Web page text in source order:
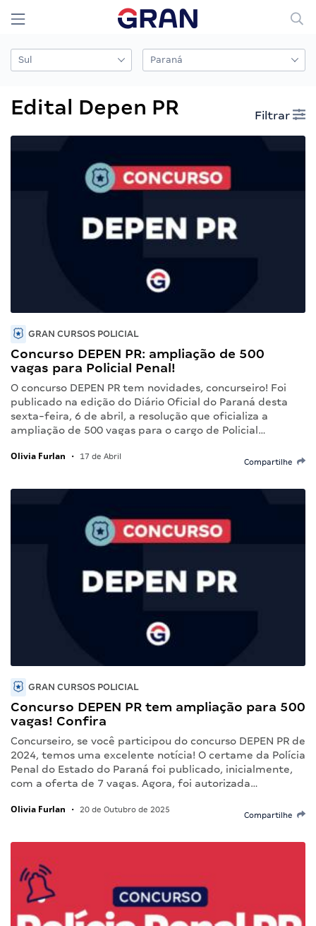
Edital Depen PR Filtrar
GRAN CURSOS POLICIAL
Concurso DEPEN PR: ampliação de 500
vagas para Policial Penal!
O concurso DEPEN PR tem novidades, concurseiro! Foi
publicado na edição do Diário Oficial do Paraná desta
sexta-feira, 6 de abril, a resolução que oficializa a
ampliação de 500 vagas para o cargo de Policial…
Olivia Furlan • 17 de Abril
Compartilhe
GRAN CURSOS POLICIAL
Concurso DEPEN PR tem ampliação para 500
vagas! Confira
Concurseiro, se você participou do concurso DEPEN PR de
2024, temos uma excelente notícia! O certame da Polícia
Penal do Estado do Paraná foi publicado, inicialmente,
com a oferta de 7 vagas. Agora, foi autorizada…
Olivia Furlan • 20 de Outubro de 2025
Compartilhe